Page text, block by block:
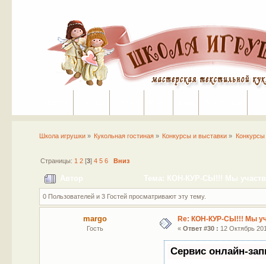
Школа игрушки» Кукольная гостиная » Конкурсы и выставки » Конкурсы
Страницы: 1 2[3] 4 5 6 Вниз
Автор Тема: КОН-КУР-СЫ!!! Мы
0 Пользователей и 3 Гостей просматривают эту тему.
margo
Гость
Re: КОН-КУР-СЫ!!! Мы
« Ответ #30 : 12 Октябрь
Сервис онлайн-